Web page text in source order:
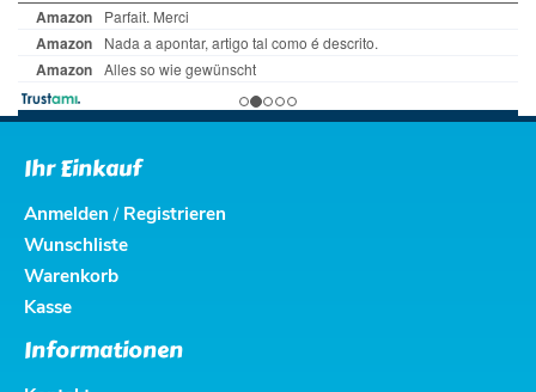
Ihr Einkauf
Anmelden / Registrieren
Wunschliste
Warenkorb
Kasse
Informationen